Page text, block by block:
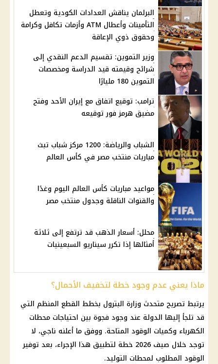
البرلمان يناقش العدادات الكودية وتعطل
التأمينات وأعطال ATM وأزمات تكافل وكرامة
وحقوق ذوي الإعاقة
وزير التموين: تقسيم الدعم النقدي إلى
شرائح وقيمته قيد الدراسة ومخصصات
التموين 180 مليارًا
ترامب: توقيع اتفاق مع إيران الأحد وفتح
مضيق هرمز فور توقيعه
الشباب والرياضة: 1200 مركز شباب تبث
مباريات منتخب مصر في كأس العالم
مواعيد مباريات كأس العالم اليوم وغدًا
والقنوات الناقلة وجدول منتخب مصر
محلل: أسعار الذهب قد ترتفع إلى ثلاثة
أمثالها إذا تكرر سيناريو السبعينيات
ماذا يعني عدم وجود خطة لتخفيف الأحمال؟
يرتبط تصريح متحدث وزارة البترول بخطط القطع المنظم التي
قد تلجأ إليها الدولة عند وجود فجوة بين احتياجات محطات
الكهرباء وكميات الوقود المتاحة. ووفق ما أعلنه ناجي، لا
توجد خلال صيف 2026 خطة لتطبيق هذا الإجراء، بعد توفير
الوقود المطلوب لمحطات التوليد.